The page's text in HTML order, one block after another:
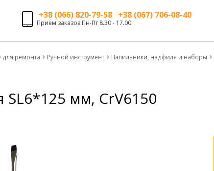
+38 (066) 820-79-58 +38 (067) 706-08-40
Прием заказов Пн-Пт 8.30 - 17.00
для ремонта Ручной инструмент Напильники, надфиля и наборы
мм, CrV6150